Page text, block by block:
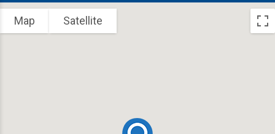
Map Satellite